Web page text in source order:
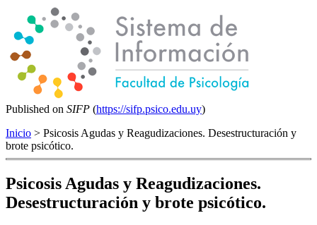
Published on SIFP (https://sifp.psico.edu.uy)
Inicio > Psicosis Agudas y Reagudizaciones. Desestructuración y
brote psicótico.
Psicosis Agudas y Reagudizaciones.
Desestructuración y brote psicótico.